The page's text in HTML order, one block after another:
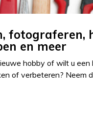
fotograferen,
en meer
hobby of wilt u een
of verbeteren? Neem